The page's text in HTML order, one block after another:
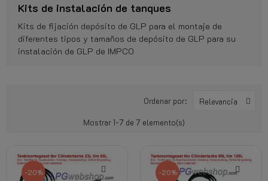
Kits de instalación de tanques
Kits de fijación depósito de GLP para el montaje de
diferentes tipos y tamaños de depósito de GLP para su
instalación de GLP de IMPCO
Ordenar por: Relevancia
Mostrar 1-7 de 7 elemento(s)
-20% -20%